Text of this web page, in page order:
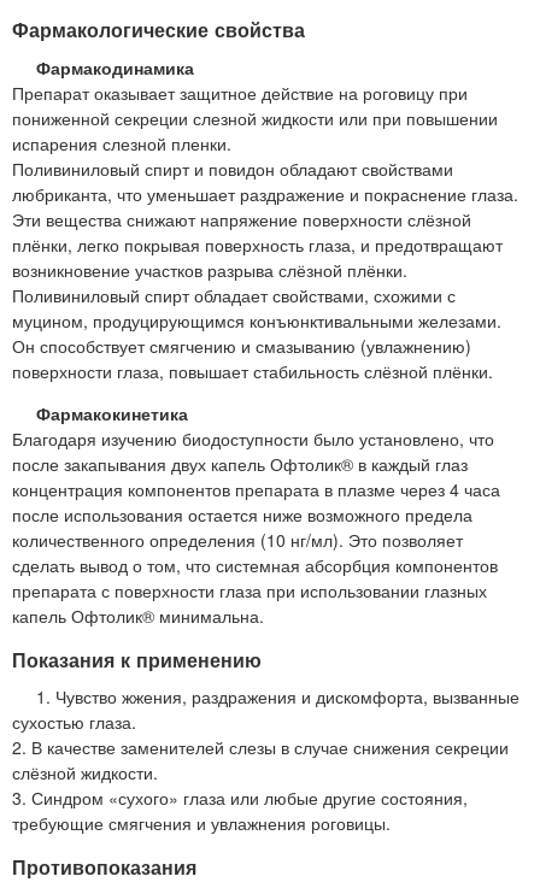
Фармакологические свойства
Фармакодинамика
Препарат оказывает защитное действие на роговицу при
пониженной секреции слезной жидкости или при повышении
испарения слезной пленки.
Поливиниловый спирт и повидон обладают свойствами
любриканта, что уменьшает раздражение и покраснение глаза.
Эти вещества снижают напряжение поверхности слёзной
плёнки, легко покрывая поверхность глаза, и предотвращают
возникновение участков разрыва слёзной плёнки.
Поливиниловый спирт обладает свойствами, схожими с
муцином, продуцирующимся конъюнктивальными железами.
Он способствует смягчению и смазыванию (увлажнению)
поверхности глаза, повышает стабильность слёзной плёнки.
Фармакокинетика
Благодаря изучению биодоступности было установлено, что
после закапывания двух капель Офтолик® в каждый глаз
концентрация компонентов препарата в плазме через 4 часа
после использования остается ниже возможного предела
количественного определения (10 нг/мл). Это позволяет
сделать вывод о том, что системная абсорбция компонентов
препарата с поверхности глаза при использовании глазных
капель Офтолик® минимальна.
Показания к применению
1. Чувство жжения, раздражения и дискомфорта, вызванные
сухостью глаза.
2. В качестве заменителей слезы в случае снижения секреции
слёзной жидкости.
3. Синдром «сухого» глаза или любые другие состояния,
требующие смягчения и увлажнения роговицы.
Противопоказания